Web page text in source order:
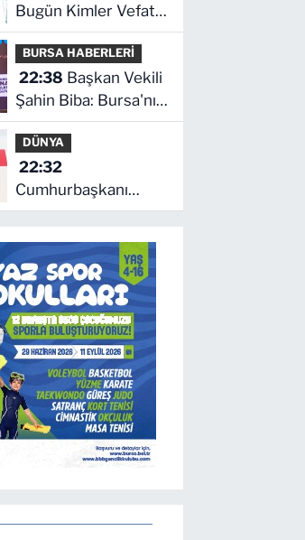
Bugün Kimler Vefat
Etti? | 06 Ağustos
2026 Perşembe
BURSA HABERLERİ
22:38
Şahin Biba: Bursa'nın
geleceğini bütüncül
anlayışla planlıyoruz
DÜNYA
22:32
Cumhurbaşkanı
Erdoğan, Suudi